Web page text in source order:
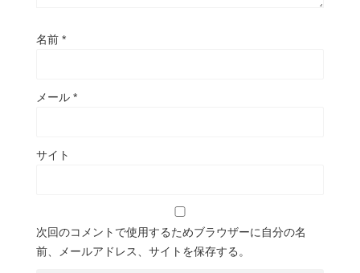
名前 *
メール *
サイト
次回のコメントで使用するためブラウザーに自分の名
前、メールアドレス、サイトを保存する。